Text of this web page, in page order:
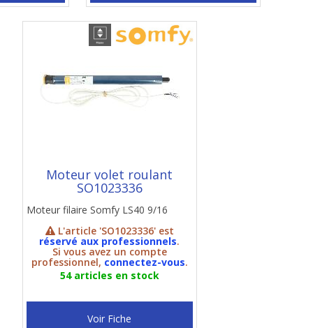
Moteur volet roulant
SO1023336
Moteur filaire Somfy LS40 9/16
L'article 'SO1023336' est
réservé aux professionnels.
Si vous avez un compte
professionnel, connectez-vous.
54 articles en stock
Voir Fiche